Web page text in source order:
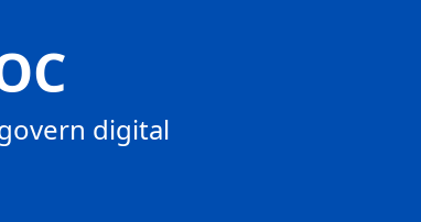
digital